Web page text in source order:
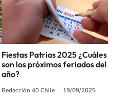
Fiestas Patrias 2025 ¿Cuáles
son los próximos feriados del
año?
Redacción 40 Chile 19/09/2025